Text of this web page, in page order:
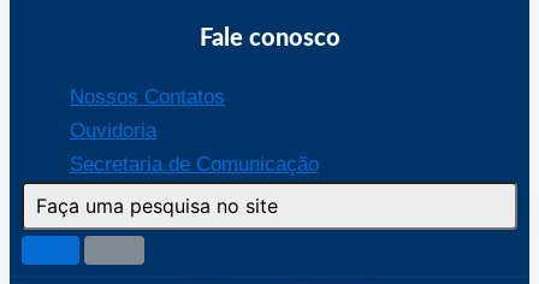
Fale conosco
Nossos Contatos
Ouvidoria
Secretaria de Comunicação